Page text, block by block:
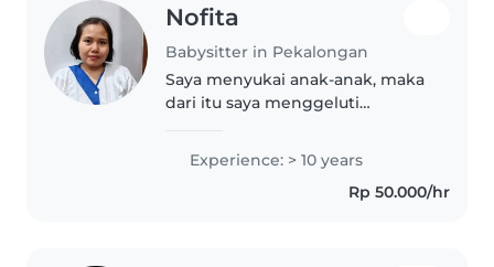
Nofita
Babysitter in Pekalongan
Saya menyukai anak-anak, maka
dari itu saya menggeluti
Experience: > 10 years
Rp 50.000/hr